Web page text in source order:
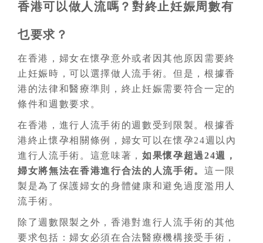
香港可以做人流嗎？對終止妊娠周數有
乜要求？
在香港，婦女在懷孕意外或者因其他原因需要終
止妊娠時，可以選擇做人流手術。但是，根據香
港的法律和醫療準則，終止妊娠需要符合一定的
條件和週數要求。
在香港，進行人流手術的週數受到限製。根據香
港終止懷孕相關條例，婦女可以在懷孕24週以內
進行人流手術。這意味著，如果懷孕超過24週，
婦女將無法在香港進行合法的人流手術。這一限
製是為了保護婦女的身體健康和避免過度濫用人
流手術。
除了週數限製之外，香港對進行人流手術的其他
要求包括：婦女必須在合法醫療機構接受手術，